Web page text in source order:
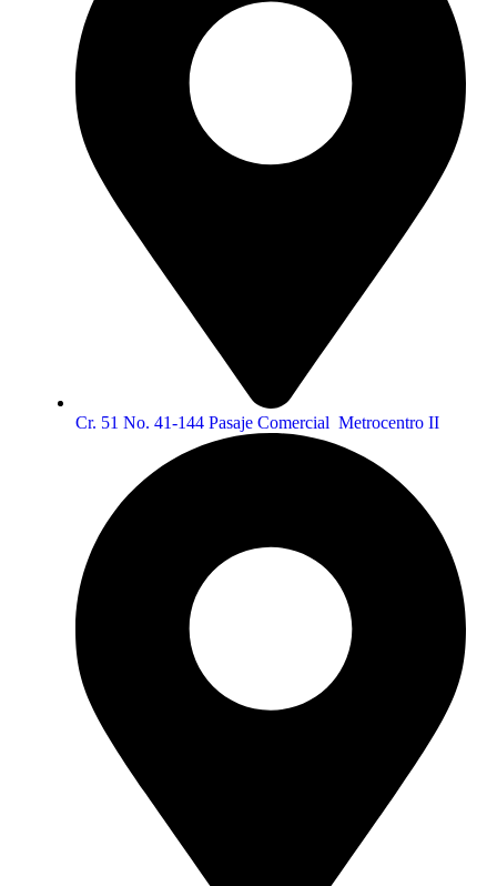
Cr. 51 No. 41-144 Pasaje Comercial Metrocentro II